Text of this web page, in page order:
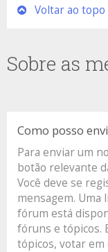
Voltar ao topo
Sobre as
Como posso
Para enviar um
botão relevante
Você deve se
mensagem. Uma
fórum está
fóruns e tópicos.
tópicos, votar em